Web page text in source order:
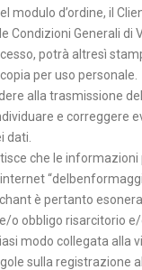
modulo d’ordine, il
Condizioni Generali di
potrà altresì
per uso personale.
alla trasmissione
e correggere
dati.
che le informazioni
è pertanto
o obbligo risarcitorio
modo collegata alla
sulla registrazione